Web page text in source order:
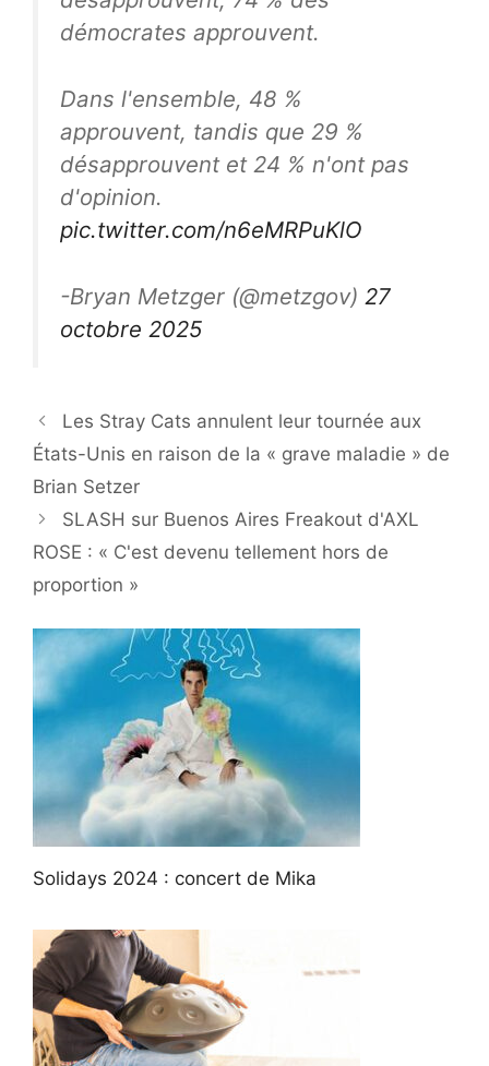
démocrates approuvent.
Dans l'ensemble, 48 %
approuvent, tandis que 29 %
désapprouvent et 24 % n'ont pas
d'opinion.
pic.twitter.com/n6eMRPuKlO
-Bryan Metzger (@metzgov) 27
octobre 2025
Les Stray Cats annulent leur tournée aux
États-Unis en raison de la « grave maladie » de
Brian Setzer
SLASH sur Buenos Aires Freakout d'AXL
ROSE : « C'est devenu tellement hors de
proportion »
Solidays 2024 : concert de Mika